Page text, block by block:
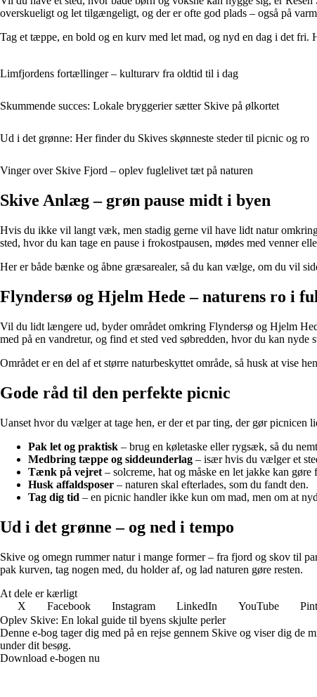
overskueligt og let tilgængeligt, og der er ofte god plads – også på
Tag et tæppe, en bold og en kurv med let mad, og nyd en dag i det
Limfjordens fortællinger – kulturarv fra oldtid til i dag
Skummende succes: Lokale bryggerier sætter Skive på ølkortet
Ud i det grønne: Her finder du Skives skønneste steder til picnic og ro
Vinger over Skive Fjord – oplev fuglelivet tæt på naturen
Skive Anlæg – grøn pause midt i byen
Hvis du ikke vil langt væk, men stadig gerne vil have lidt natur
sted, hvor du kan tage en pause i frokostpausen, mødes med venner
Her er både bænke og åbne græsarealer, så du kan vælge, om du vil
Flyndersø og Hjelm Hede – naturens ro i
Vil du lidt længere ud, byder området omkring Flyndersø og Hjelm
med på en vandretur, og find et sted ved søbredden, hvor du kan nyde
Området er en del af et større naturbeskyttet område, så husk at vise
Gode råd til den perfekte picnic
Uanset hvor du vælger at tage hen, er der et par ting, der gør picnicen
Pak let og praktisk – brug en køletaske eller rygsæk, så du
Medbring tæppe og siddeunderlag – især hvis du vælger et
Tænk på vejret – solcreme, hat og måske en let jakke kan gøre
Husk affaldsposer – naturen skal efterlades, som du fandt den.
Tag dig tid – en picnic handler ikke kun om mad, men om at
Ud i det grønne – og ned i tempo
Skive og omegn rummer natur i mange former – fra fjord og skov til
pak kurven, tag nogen med, du holder af, og lad naturen gøre resten.
At dele er kærligt
X
Facebook Instagram LinkedIn YouTube
Oplev Skive: En lokal guide til byens skjulte perler
Denne e-bog tager dig med på en rejse gennem Skive og viser dig de
under dit besøg.
Download e-bogen nu